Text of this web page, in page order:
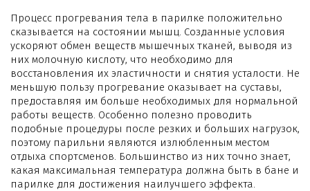
Процесс прогревания тела в парилке положительно
сказывается на состоянии мышц. Созданные условия
ускоряют обмен веществ мышечных тканей, выводя из
них молочную кислоту, что необходимо для
восстановления их эластичности и снятия усталости. Не
меньшую пользу прогревание оказывает на суставы,
предоставляя им больше необходимых для нормальной
работы веществ. Особенно полезно проводить
подобные процедуры после резких и больших нагрузок,
поэтому парильни являются излюбленным местом
отдыха спортсменов. Большинство из них точно знает,
какая максимальная температура должна быть в бане и
парилке для достижения наилучшего эффекта.